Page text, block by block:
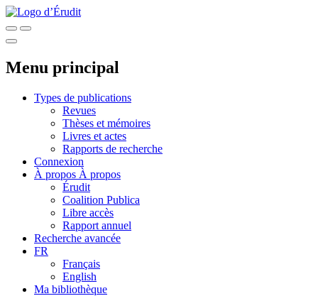
Menu principal
Types de publications
Revues
Thèses et mémoires
Livres et actes
Rapports de recherche
Connexion
À propos À propos
Érudit
Coalition Publica
Libre accès
Rapport annuel
Recherche avancée
FR
Français
English
Ma bibliothèque